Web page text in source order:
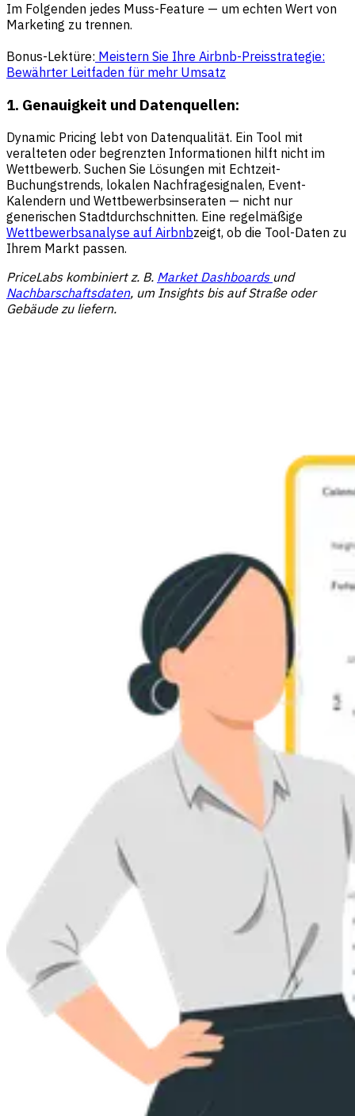
Im Folgenden jedes Muss-Feature — um echten Wert von
Marketing zu trennen.
Bonus-Lektüre: Meistern Sie Ihre Airbnb-Preisstrategie:
Bewährter Leitfaden für mehr Umsatz
1. Genauigkeit und Datenquellen:
Dynamic Pricing lebt von Datenqualität. Ein Tool mit
veralteten oder begrenzten Informationen hilft nicht im
Wettbewerb. Suchen Sie Lösungen mit Echtzeit-
Buchungstrends, lokalen Nachfragesignalen, Event-
Kalendern und Wettbewerbsinseraten — nicht nur
generischen Stadtdurchschnitten. Eine regelmäßige
Wettbewerbsanalyse auf Airbnbzeigt, ob die Tool-Daten zu
Ihrem Markt passen.
PriceLabs kombiniert z. B. Market Dashboards und
Nachbarschaftsdaten, um Insights bis auf Straße oder
Gebäude zu liefern.